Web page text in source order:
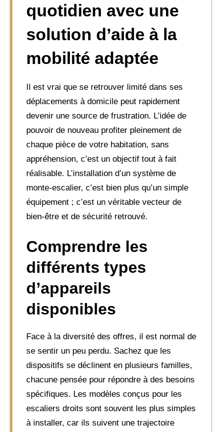
quotidien avec une
solution d’aide à la
mobilité adaptée
Il est vrai que se retrouver limité dans ses
déplacements à domicile peut rapidement
devenir une source de frustration. L’idée de
pouvoir de nouveau profiter pleinement de
chaque pièce de votre habitation, sans
appréhension, c’est un objectif tout à fait
réalisable. L’installation d’un système de
monte-escalier, c’est bien plus qu’un simple
équipement ; c’est un véritable vecteur de
bien-être et de sécurité retrouvé.
Comprendre les
différents types
d’appareils
disponibles
Face à la diversité des offres, il est normal de
se sentir un peu perdu. Sachez que les
dispositifs se déclinent en plusieurs familles,
chacune pensée pour répondre à des besoins
spécifiques. Les modèles conçus pour les
escaliers droits sont souvent les plus simples
à installer, car ils suivent une trajectoire